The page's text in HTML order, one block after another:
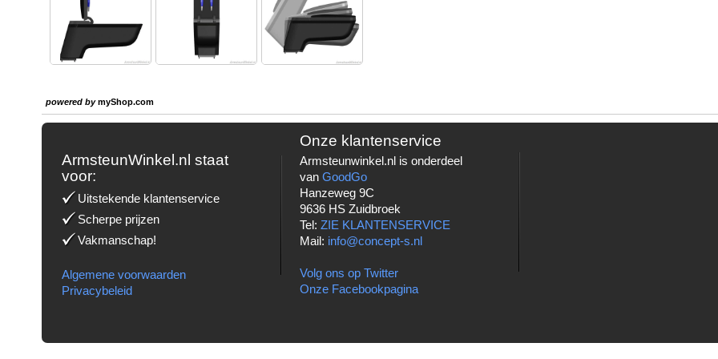
powered bymyShop.com
ArmsteunWinkel.nl staat
voor:
Uitstekende klantenservice
Scherpe prijzen
Vakmanschap!
Algemene voorwaarden
Privacybeleid
Onze klantenservice
Armsteunwinkel.nl is onderdeel
vanGoodGo
Hanzeweg 9C
9636 HS Zuidbroek
Tel:ZIE KLANTENSERVICE
Mail: info@concept-s.nl
Volg ons op Twitter
Onze Facebookpagina